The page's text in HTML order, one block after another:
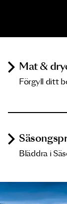
Mat &
Förgyll ditt
Bläddra i